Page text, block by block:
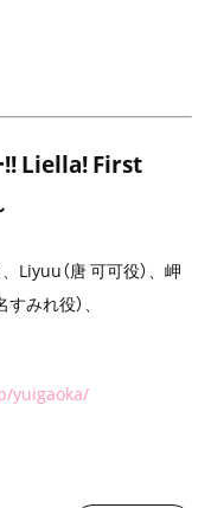
!! Liella! First
Liyuu（唐 可可役）、岬
すみれ役）、
yuigaoka/